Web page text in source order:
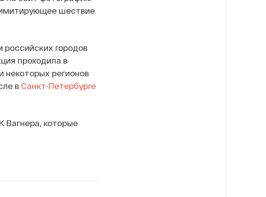
имитирующее шествие
российских городов
проходила в
регионов
в Санкт-Петербурге
Вагнера, которые